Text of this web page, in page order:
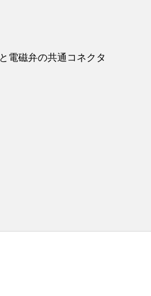
電磁弁の共通コネクタ